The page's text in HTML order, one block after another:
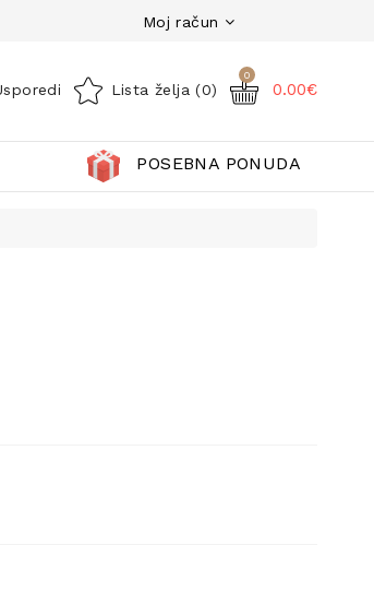
Moj račun
Lista želja (0)
0
0.00€
POSEBNA PONUDA